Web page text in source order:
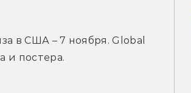
в США – 7 ноября. Global
и постера.